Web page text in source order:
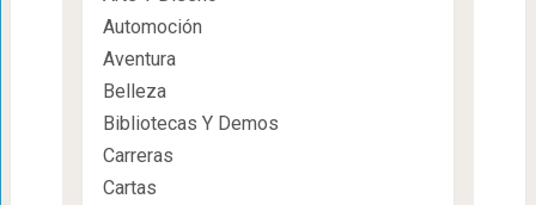
Automoción
Aventura
Belleza
Bibliotecas Y Demos
Carreras
Cartas